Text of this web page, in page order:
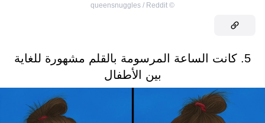
©
queensnuggles / Reddit
5. كانت الساعة المرسومة بالقلم مشهورة للغاية
بين الأطفال